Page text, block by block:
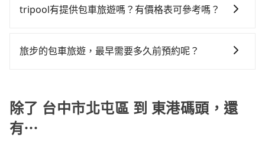
節省50%的交通費用。
會遇到明明已經預約了時間但上一位用戶卻遲遲尚未歸
雖然路邊隨租隨還看似方便，但實際使用時還是有其區
格通常是根據時間或距離來計算，而且在不同城市和地
之前，最好先詢問清楚具體價格和注意事項。相比之
用。
tripool有提供包車旅遊嗎？有價格表可參考嗎？
車旅遊，從單純的單趟接送到算時間的計時包車都有，
價格可能跟其他車隊相差無幾，但是如果只需要短時數
或者單程專車服務者，敢大聲說我們價格絕對最划算。
網站上可直接挑選小轎車、休旅車、或九人座箱型車，
旅步的包車旅遊，最早需要多久前預約呢？
以不妨趁早訂購，享受更划算的價格。
除了 台中市北屯區 到 東港碼頭，還
有⋯